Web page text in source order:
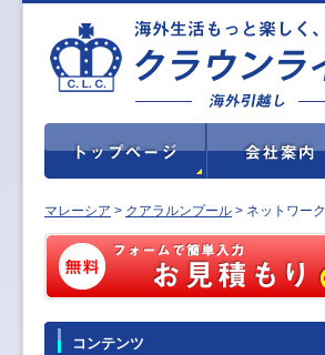
マレーシア > クアラルンプール > ネットワーク
コンテンツ